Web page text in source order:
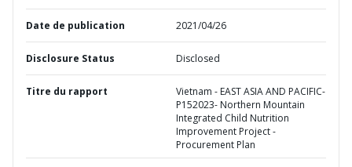
Date de publication 2021/04/26
Disclosure Status Disclosed
Titre du rapport
Vietnam - EAST ASIA AND PACIFIC-
P152023- Northern Mountain
Integrated Child Nutrition
Improvement Project -
Procurement Plan